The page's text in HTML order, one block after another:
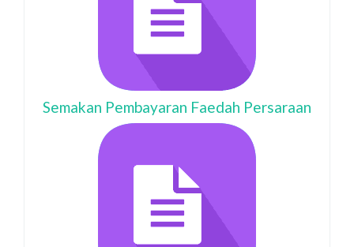
Semakan Pembayaran Faedah Persaraan